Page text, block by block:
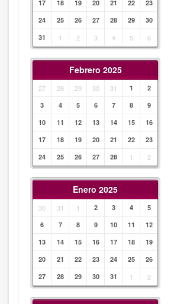
17
18 19 20 21 22
23
24
25 26 27 28 29
30
31
1 2 3 4 5 6
Febrero 2025
27 28 29 30 31 1
2
3
4 5 6 7 8
9
10
11 12 13 14 15
16
17
18 19 20 21 22
23
24
25 26 27 28 1 2
Enero 2025
30 31 1 2 3 4
5
6
7 8 9 10 11
12
13
14 15 16 17 18
19
20
21 22 23 24 25
26
27
28 29 30 31 1 2